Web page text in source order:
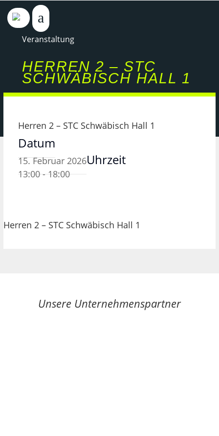
Veranstaltung
HERREN 2 – STC
SCHWÄBISCH HALL 1
Herren 2 – STC Schwäbisch Hall 1
Datum
15. Februar 2026Uhrzeit
13:00 - 18:00
Herren 2 – STC Schwäbisch Hall 1
Unsere Unternehmenspartner